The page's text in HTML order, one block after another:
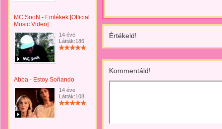
MC SooN - Emlékek [Official
Music Video]
14 éve
Látták:186
Abba - Estoy Soñando
14 éve
Látták:108
Értékeld!
Kommentáld!